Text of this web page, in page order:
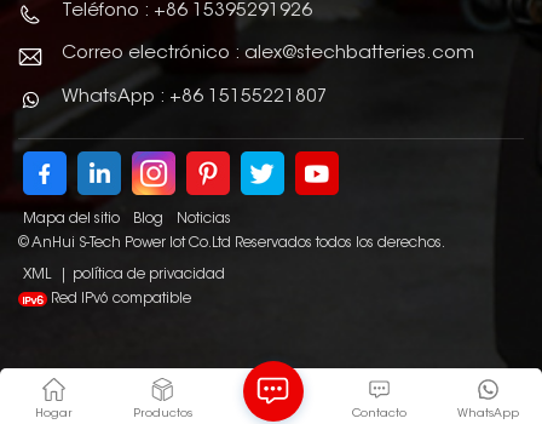
Teléfono : +86 15395291926
Correo electrónico : alex@stechbatteries.com
WhatsApp : +86 15155221807
Mapa del sitio Blog
Noticias
© AnHui S-Tech Power Iot Co.Ltd Reservados todos los derechos.
XML
política de privacidad
Red IPv6 compatible
Hogar Productos WhatsApp
Contacto